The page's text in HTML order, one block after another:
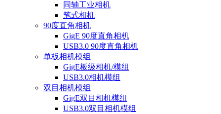
同轴工业相机
笔式相机
90度直角相机
GigE 90度直角相机
USB3.0 90度直角相机
单板相机模组
GigE板级相机/模组
USB3.0相机模组
双目相机模组
GigE双目相机模组
USB3.0双目相机模组